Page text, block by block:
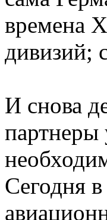
времена
дивизий;
И снова
партнеры
Сегодня